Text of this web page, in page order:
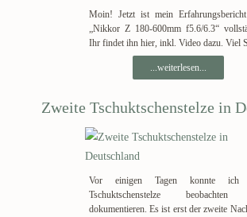
Moin! Jetzt ist mein
„Nikkor Z 180-600mm f5.6/6.3“
Ihr findet ihn hier, inkl. Video dazu. Viel
...weiterlesen...
Zweite Tschuktschenstelze in
Vor einigen Tagen konnte ich
Tschuktschenstelze
dokumentieren. Es ist erst der zweite